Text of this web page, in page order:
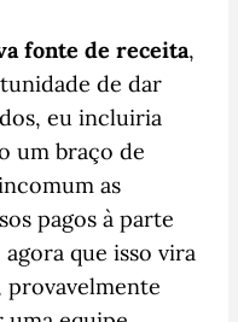
fonte de receita,
de dar
eu incluiria
um braço de
as
pagos à parte
que isso vira
provavelmente